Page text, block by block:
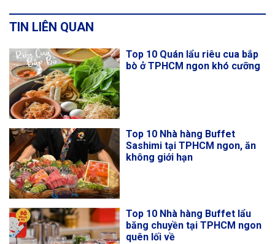
TIN LIÊN QUAN
Top 10 Quán lẩu riêu cua bắp
bò ở TPHCM ngon khó cưỡng
Top 10 Nhà hàng Buffet
Sashimi tại TPHCM ngon, ăn
không giới hạn
Top 10 Nhà hàng Buffet lẩu
băng chuyền tại TPHCM ngon
quên lối về